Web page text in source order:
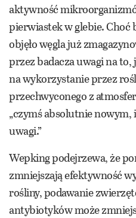
aktywność
pierwiastek w glebie. Choć
objęło węgla już
przez badacza uwagi na
na wykorzystanie przez
przechwyconego z
„czymś absolutnie
uwagi.”
Wepking podejrzewa, że
zmniejszają efektywność
rośliny, podawanie
antybiotyków może